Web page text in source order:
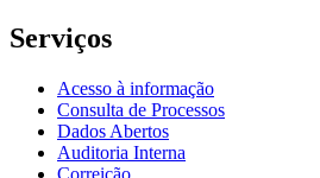
Serviços
Acesso à informação
Consulta de Processos
Dados Abertos
Auditoria Interna
Correição